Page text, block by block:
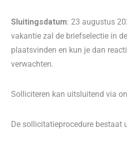
Sluitingsdatum: 23 augustus
vakantie zal de briefselectie in
plaatsvinden en kun je dan
verwachten.
Solliciteren kan uitsluitend via
De sollicitatieprocedure bestaat